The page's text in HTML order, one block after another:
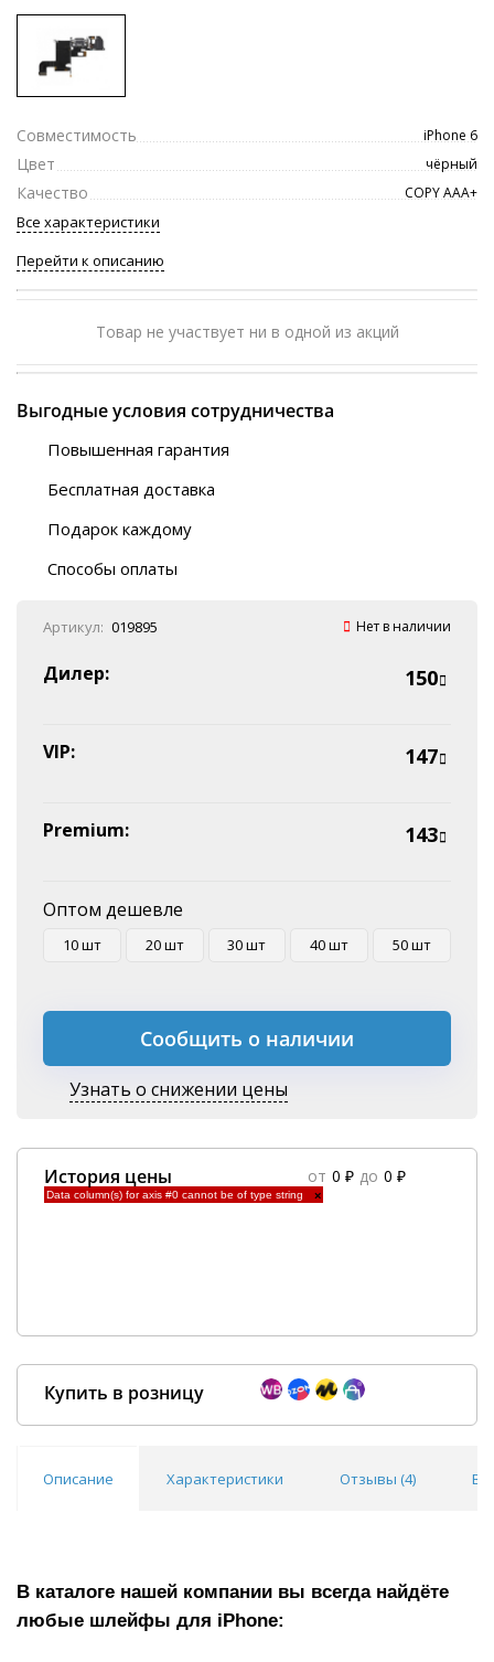
Совместимость iPhone 6
Цвет чёрный
Качество COPY ААА+
Все характеристики
Перейти к описанию
Товар не участвует ни в одной из акций
Выгодные условия сотрудничества
Повышенная гарантия
Бесплатная доставка
Автобусы (по ЮФО)
“BlaBlaCar” (по ЮФО)
Подарок каждому
Способы оплаты
Наличные
Эквайринг
Оплата на P/C
Артикул: 019895 Нет в наличии
Дилер: 150
VIP: 147
Premium: 143
Оптом дешевле
10 шт 20 шт 30 шт 40 шт 50 шт
Сообщить о наличии
Узнать о снижении цены
История цены от 0 ₽ до 0 ₽
Data column(s) for axis #0 cannot be of type string ×
Купить в розницу
Описание Характеристики Отзывы (4)
В каталоге нашей компании вы всегда найдёте
любые шлейфы для iPhone: